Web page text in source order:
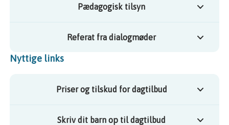
Pædagogisk tilsyn
Referat fra dialogmøder
Nyttige links
Priser og tilskud for dagtilbud
Skriv dit barn op til dagtilbud